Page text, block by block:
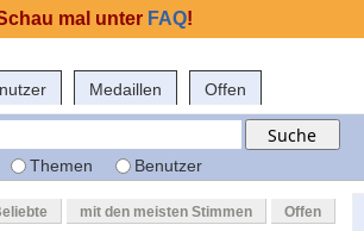
Medaillen Offen
Themen Benutzer
mit den meisten Stimmen Offen
mal unter FAQ!